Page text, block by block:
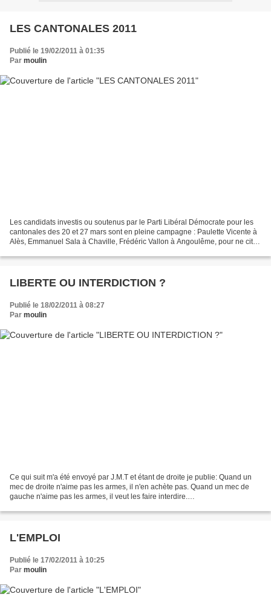
LES CANTONALES 2011
Publié le 19/02/2011 à 01:35
Par moulin
Les candidats investis ou soutenus par le Parti Libéral Démocrate pour les
cantonales des 20 et 27 mars sont en pleine campagne : Paulette Vicente à
Alès, Emmanuel Sala à Chaville, Frédéric Vallon à Angoulême, pour ne citer
LIBERTE OU INTERDICTION ?
Publié le 18/02/2011 à 08:27
Par moulin
Ce qui suit m'a été envoyé par J.M.T et étant de droite je publie: Quand un
mec de droite n'aime pas les armes, il n'en achète pas. Quand un mec de
gauche n'aime pas les armes, il veut les faire interdire.
L'EMPLOI
Publié le 17/02/2011 à 10:25
Par moulin